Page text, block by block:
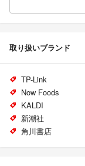
取り扱いブランド
TP-Link
Now Foods
KALDI
新潮社
角川書店